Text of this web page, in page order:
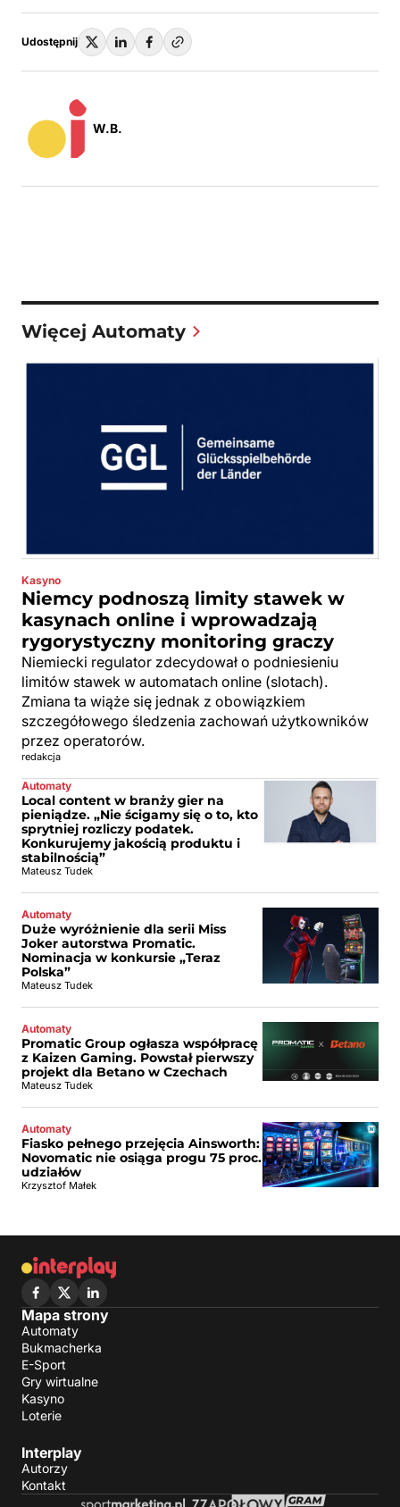
Udostępnij
W.B.
Więcej Automaty
Kasyno
Niemcy podnoszą limity stawek w
kasynach online i wprowadzają
rygorystyczny monitoring graczy
Niemiecki regulator zdecydował o podniesieniu
limitów stawek w automatach online (slotach).
Zmiana ta wiąże się jednak z obowiązkiem
szczegółowego śledzenia zachowań użytkowników
przez operatorów.
redakcja
Automaty
Local content w branży gier na
pieniądze. „Nie ścigamy się o to, kto
sprytniej rozliczy podatek.
Konkurujemy jakością produktu i
stabilnością”
Mateusz Tudek
Automaty
Duże wyróżnienie dla serii Miss
Joker autorstwa Promatic.
Nominacja w konkursie „Teraz
Polska”
Mateusz Tudek
Automaty
Promatic Group ogłasza współpracę
z Kaizen Gaming. Powstał pierwszy
projekt dla Betano w Czechach
Mateusz Tudek
Automaty
Fiasko pełnego przejęcia Ainsworth:
Novomatic nie osiąga progu 75 proc.
udziałów
Krzysztof Małek
Mapa strony
Automaty
Bukmacherka
E-Sport
Gry wirtualne
Kasyno
Loterie
Interplay
Autorzy
Kontakt